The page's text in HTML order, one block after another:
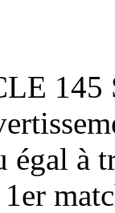
DE